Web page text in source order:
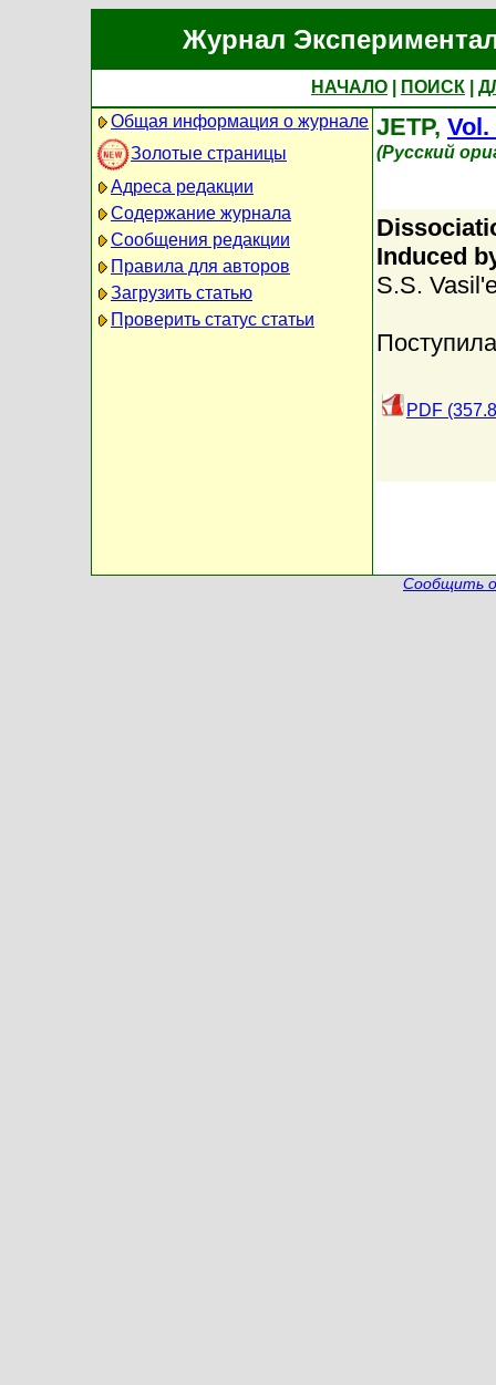
Журнал
НАЧАЛО ПОИСК
Общая информация о журнале
Золотые страницы
Адреса редакции
Содержание журнала
Сообщения редакции
Правила для авторов
Загрузить статью
Проверить статус статьи
JETP, Vol.
(Русский
Induced
S.S.
PDF
Сообщить о